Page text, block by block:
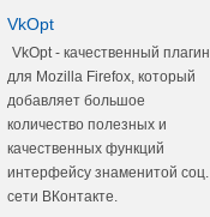
VkOpt
VkOpt - качественный плагин
для Mozilla Firefox, который
добавляет большое
количество полезных и
качественных функций
интерфейсу знаменитой соц.
сети ВКонтакте.